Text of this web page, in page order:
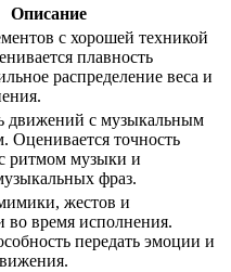
Описание
с хорошей техникой
плавность
распределение веса и
движений с музыкальным
Оценивается точность
ритмом музыки и
фраз.
жестов и
во время исполнения.
передать эмоции и